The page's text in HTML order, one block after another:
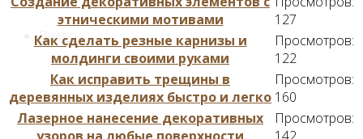
Видео
этническими мотивами
127
Как сделать резные карнизы и
молдинги своими руками
Просмотров:
122
Как исправить трещины в
деревянных изделиях быстро и легко
Просмотров:
160
Лазерное нанесение декоративных
Просмотров: